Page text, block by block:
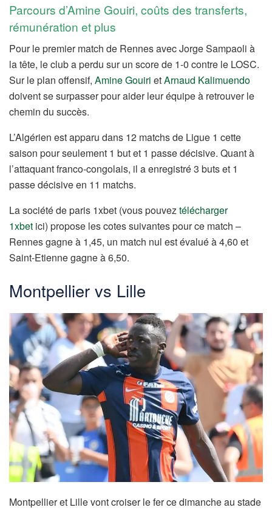
Parcours d’Amine Gouiri, coûts des transferts,
rémunération et plus
Pour le premier match de Rennes avec Jorge Sampaoli à
la tête, le club a perdu sur un score de 1-0 contre le LOSC.
Sur le plan offensif, Amine Gouiri etArnaud Kalimuendo
doivent se surpasser pour aider leur équipe à retrouver le
chemin du succès.
L’Algérien est apparu dans 12 matchs de Ligue 1 cette
saison pour seulement 1 but et 1 passe décisive. Quant à
l’attaquant franco-congolais, il a enregistré 3 buts et 1
passe décisive en 11 matchs.
La société de paris 1xbet (vous pouveztélécharger
1xbet ici) propose les cotes suivantes pour ce match –
Rennes gagne à 1,45, un match nul est évalué à 4,60 et
Saint-Etienne gagne à 6,50.
Montpellier vs Lille
Montpellier et Lille vont croiser le fer ce dimanche au stade